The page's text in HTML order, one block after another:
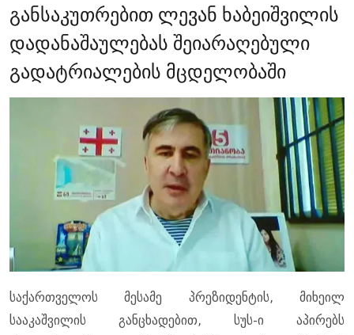
განსაკუთრებით ლევან ხაბეიშვილის
დადანაშაულებას შეიარაღებული
გადატრიალების მცდელობაში
საქართველოს მესამე პრეზიდენტის, მიხეილ
სააკაშვილის განცხადებით, სუს-ი აპირებს